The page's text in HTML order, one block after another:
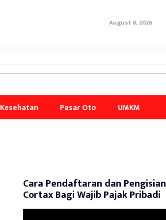
August 8, 2026
Kesehatan Pasar Oto UMKM
Cara Pendaftaran dan Pengisian
Cortax Bagi Wajib Pajak Pribadi